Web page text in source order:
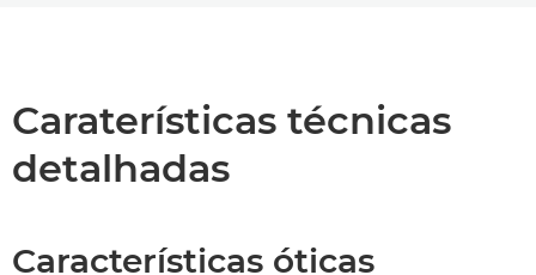
Caraterísticas técnicas
detalhadas
Características óticas